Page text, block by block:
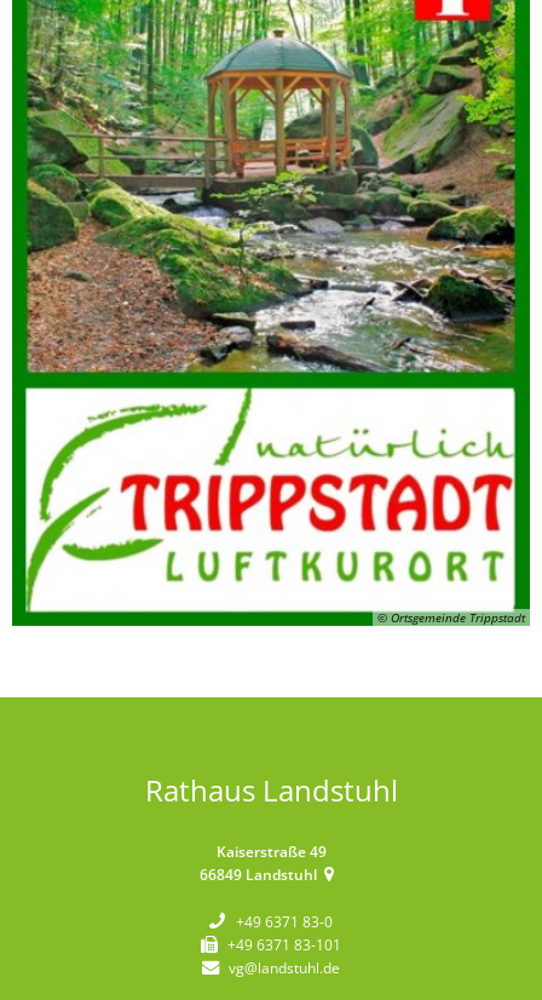
© Ortsgemeinde Trippstadt
Rathaus Landstuhl
Kaiserstraße 49
66849 Landstuhl
+49 6371 83-0
+49 6371 83-101
vg@landstuhl.de